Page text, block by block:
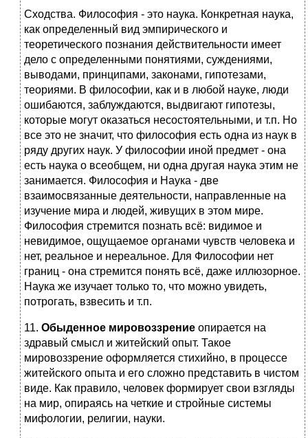
Сходства. Философия - это наука. Конкретная наука,
как определенный вид эмпири­че­ского и
теоретического познания действительности имеет
дело с определенными поня­тиями, суждениями,
выводами, принципами, законами, гипотезами,
теориями. В филосо­фии, как и в любой науке, люди
ошибаются, заблуждаются, выдвигают гипотезы,
которые могут оказаться несостоятельными, и т.п. Но
все это не значит, что философия есть одна из наук в
ряду других наук. У философии иной предмет - она
есть наука о всеобщем, ни одна другая наука этим не
занимается. Философия и Наука - две
взаимосвязанные деятельности, направ­ленные на
изучение мира и людей, живущих в этом мире.
Философия стремится по­знать всё: видимое и
невидимое, ощущаемое органами чувств человека и
нет, реальное и нере­альное. Для Философии нет
границ - она стремится понять всё, даже иллюзорное.
Наука же изучает только то, что можно увидеть,
потрогать, взвесить и т.п.
11. Обыденное мировоззрение опирается на
здравый смысл и житейский опыт. Такое
мировоззрение оформляется стихийно, в процессе
житейского опыта и его сложно представить в чистом
виде. Как правило, человек формирует свои взгляды
на мир, опираясь на четкие и стройные системы
мифологии, религии, науки.